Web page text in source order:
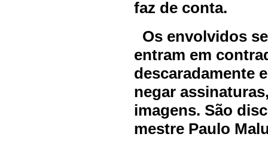
faz de conta.
Os envolvidos
entram em
descaradamente
negar
imagens. São
mestre Paulo